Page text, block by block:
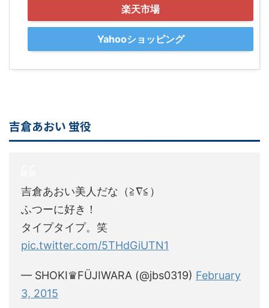
楽天市場
Yahooショッピング
吉倉あおい 蛍役
吉倉あおい美人だな（≧∇≦）
ふつーに好き！
タイプタイプ。笑
pic.twitter.com/5THdGiUTN1
— SHOKI♛FÜJIWARA (@jbs0319) February
3, 2015